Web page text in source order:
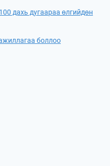
дахь дугаараа өлгийдөн
боллоо